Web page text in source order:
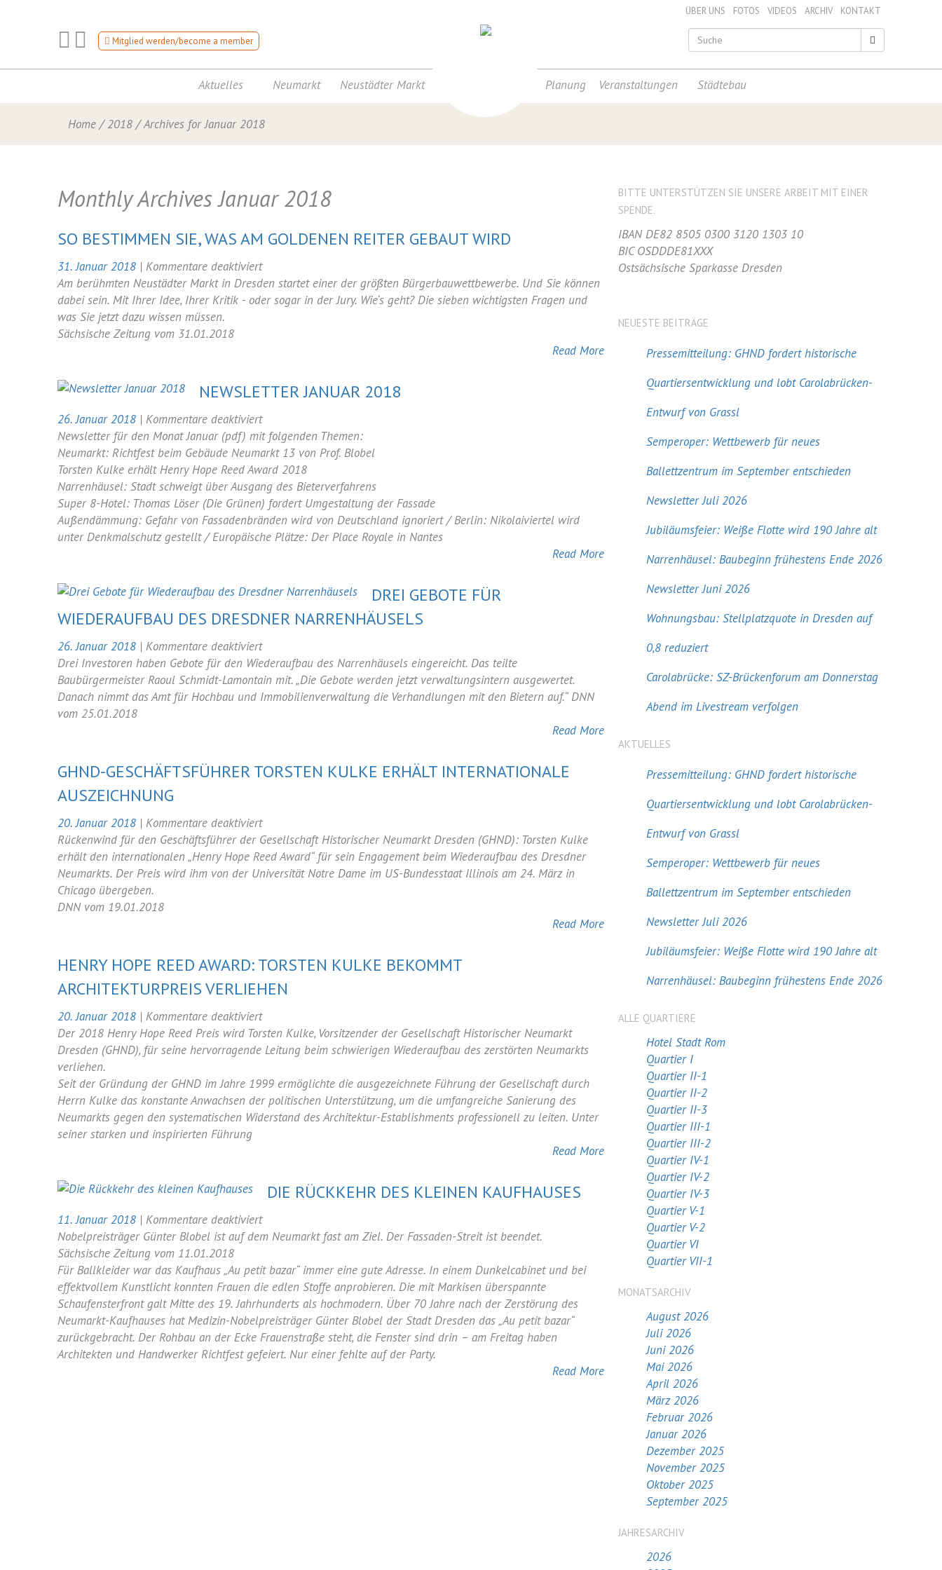
ÜBER UNS FOTOS VIDEOS ARCHIV KONTAKT
Mitglied werden/become a member
Aktuelles Neumarkt Neustädter Markt Planung Veranstaltungen Städtebau
Home / 2018 / Archives for Januar 2018
Monthly ArchivesJanuar 2018
SO BESTIMMEN SIE, WAS AM GOLDENEN REITER GEBAUT WIRD
31. Januar 2018 | Kommentare deaktiviertfür
So
bestimmen
Reiter
gebaut
wird
Am berühmten Neustädter Markt in Dresden startet einer der größten Bürgerbauwettbewerbe. Und Sie können
dabei sein. Mit Ihrer Idee, Ihrer Kritik - oder sogar in der Jury. Wie‘s geht? Die sieben wichtigsten Fragen und
was Sie jetzt dazu wissen müssen.
Sächsische Zeitung vom 31.01.2018
Read More
NEWSLETTER JANUAR 2018
26. Januar 2018 | Kommentare deaktiviertfür
Newsletter
Januar
2018
Newsletter für den Monat Januar (pdf) mit folgenden Themen:
Neumarkt: Richtfest beim Gebäude Neumarkt 13 von Prof. Blobel
Torsten Kulke erhält Henry Hope Reed Award 2018
Narrenhäusel: Stadt schweigt über Ausgang des Bieterverfahrens
Super 8-Hotel: Thomas Löser (Die Grünen) fordert Umgestaltung der Fassade
Außendämmung: Gefahr von Fassadenbränden wird von Deutschland ignoriert / Berlin: Nikolaiviertel wird
unter Denkmalschutz gestellt / Europäische Plätze: Der Place Royale in Nantes
Read More
DREI GEBOTE FÜR
WIEDERAUFBAU DES DRESDNER NARRENHÄUSELS
26. Januar 2018 | Kommentare deaktiviertfür
Drei
Gebote
für
Narrenhäusels
Drei Investoren haben Gebote für den Wiederaufbau des Narrenhäusels eingereicht. Das teilte
Baubürgermeister Raoul Schmidt-Lamontain mit. „Die Gebote werden jetzt verwaltungsintern ausgewertet.
Danach nimmt das Amt für Hochbau und Immobilienverwaltung die Verhandlungen mit den Bietern auf.“ DNN
vom 25.01.2018
Read More
GHND-GESCHÄFTSFÜHRER TORSTEN KULKE ERHÄLT INTERNATIONALE
AUSZEICHNUNG
20. Januar 2018 | Kommentare deaktiviertfür
GHND-
Geschäftsführer
Torsten
Rückenwind für den Geschäftsführer der Gesellschaft Historischer Neumarkt Dresden (GHND): Torsten Kulke
erhält den internationalen „Henry Hope Reed Award“ für sein Engagement beim Wiederaufbau des Dresdner
Neumarkts. Der Preis wird ihm von der Universität Notre Dame im US-Bundesstaat Illinois am 24. März in
Chicago übergeben.
DNN vom 19.01.2018
Read More
HENRY HOPE REED AWARD: TORSTEN KULKE BEKOMMT
ARCHITEKTURPREIS VERLIEHEN
20. Januar 2018 | Kommentare deaktiviertfür
Henry
Hope
Award:
Torsten
Kulke
Der 2018 Henry Hope Reed Preis wird Torsten Kulke, Vorsitzender der Gesellschaft Historischer Neumarkt
Dresden (GHND), für seine hervorragende Leitung beim schwierigen Wiederaufbau des zerstörten Neumarkts
verliehen.
Seit der Gründung der GHND im Jahre 1999 ermöglichte die ausgezeichnete Führung der Gesellschaft durch
Herrn Kulke das konstante Anwachsen der politischen Unterstützung, um die umfangreiche Sanierung des
Neumarkts gegen den systematischen Widerstand des Architektur-Establishments professionell zu leiten. Unter
seiner starken und inspirierten Führung
Read More
DIE RÜCKKEHR DES KLEINEN KAUFHAUSES
11. Januar 2018 | Kommentare deaktiviertfür
Die
des
kleinen
Kaufhauses
Nobelpreisträger Günter Blobel ist auf dem Neumarkt fast am Ziel. Der Fassaden-Streit ist beendet.
Sächsische Zeitung vom 11.01.2018
Für Ballkleider war das Kaufhaus „Au petit bazar“ immer eine gute Adresse. In einem Dunkelcabinet und bei
effektvollem Kunstlicht konnten Frauen die edlen Stoffe anprobieren. Die mit Markisen überspannte
Schaufensterfront galt Mitte des 19. Jahrhunderts als hochmodern. Über 70 Jahre nach der Zerstörung des
Neumarkt-Kaufhauses hat Medizin-Nobelpreisträger Günter Blobel der Stadt Dresden das „Au petit bazar“
zurückgebracht. Der Rohbau an der Ecke Frauenstraße steht, die Fenster sind drin – am Freitag haben
Architekten und Handwerker Richtfest gefeiert. Nur einer fehlte auf der Party.
Read More
BITTE UNTERSTÜTZEN SIE UNSERE ARBEIT MIT EINER
SPENDE.
IBAN DE82 8505 0300 3120 1303 10
BIC OSDDDE81XXX
Ostsächsische Sparkasse Dresden
NEUESTE BEITRÄGE
Pressemitteilung: GHND fordert historische
Quartiersentwicklung und lobt Carolabrücken-
Entwurf von Grassl
Semperoper: Wettbewerb für neues
Ballettzentrum im September entschieden
Newsletter Juli 2026
Jubiläumsfeier: Weiße Flotte wird 190 Jahre alt
Narrenhäusel: Baubeginn frühestens Ende 2026
Newsletter Juni 2026
Wohnungsbau: Stellplatzquote in Dresden auf
0,8 reduziert
Carolabrücke: SZ-Brückenforum am Donnerstag
Abend im Livestream verfolgen
AKTUELLES
Pressemitteilung: GHND fordert historische
Quartiersentwicklung und lobt Carolabrücken-
Entwurf von Grassl
Semperoper: Wettbewerb für neues
Ballettzentrum im September entschieden
Newsletter Juli 2026
Jubiläumsfeier: Weiße Flotte wird 190 Jahre alt
Narrenhäusel: Baubeginn frühestens Ende 2026
ALLE QUARTIERE
Hotel Stadt Rom
Quartier I
Quartier II-1
Quartier II-2
Quartier II-3
Quartier III-1
Quartier III-2
Quartier IV-1
Quartier IV-2
Quartier IV-3
Quartier V-1
Quartier V-2
Quartier VI
Quartier VII-1
MONATSARCHIV
August 2026
Juli 2026
Juni 2026
Mai 2026
April 2026
März 2026
Februar 2026
Januar 2026
Dezember 2025
November 2025
Oktober 2025
September 2025
JAHRESARCHIV
2026